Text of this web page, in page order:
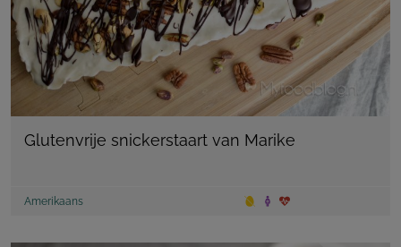
Glutenvrije snickerstaart van Marike
Amerikaans